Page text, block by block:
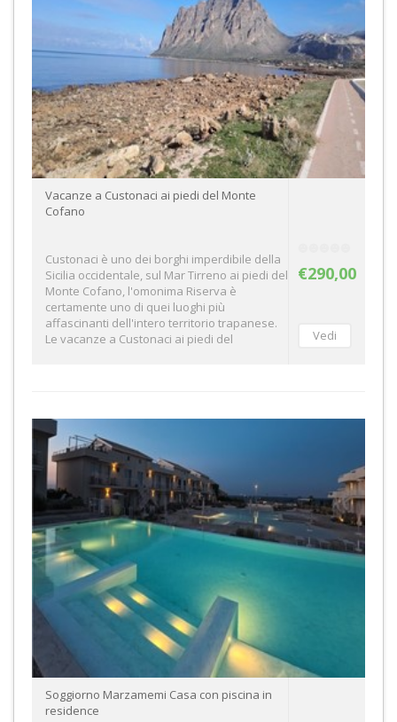
€290,00
Vacanze a Custonaci ai piedi del Monte
Cofano
Custonaci è uno dei borghi imperdibile della
Sicilia occidentale, sul Mar Tirreno ai piedi del
Monte Cofano, l'omonima Riserva è
certamente uno di quei luoghi più
affascinanti dell'intero territorio trapanese.
Le vacanze a Custonaci ai piedi del
Soggiorno Marzamemi Casa con piscina in
residence